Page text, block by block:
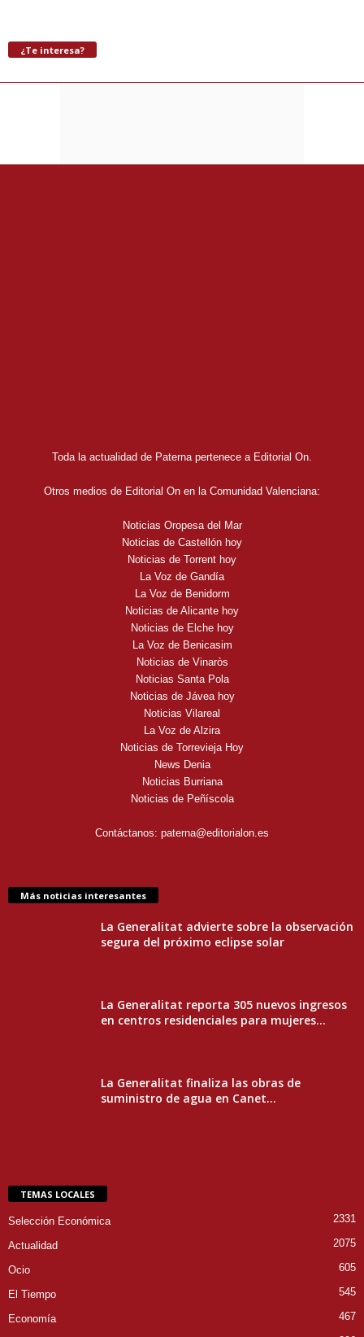
¿Te interesa?
Toda la actualidad de Paterna pertenece a Editorial On.
Otros medios de Editorial On en la Comunidad Valenciana:
Noticias Oropesa del Mar
Noticias de Castellón hoy
Noticias de Torrent hoy
La Voz de Gandía
La Voz de Benidorm
Noticias de Alicante hoy
Noticias de Elche hoy
La Voz de Benicasim
Noticias de Vinaròs
Noticias Santa Pola
Noticias de Jávea hoy
Noticias Vilareal
La Voz de Alzira
Noticias de Torrevieja Hoy
News Denia
Noticias Burriana
Noticias de Peñíscola
Contáctanos: paterna@editorialon.es
Más noticias interesantes
La Generalitat advierte sobre la observación
segura del próximo eclipse solar
La Generalitat reporta 305 nuevos ingresos
en centros residenciales para mujeres...
La Generalitat finaliza las obras de
suministro de agua en Canet...
TEMAS LOCALES
Selección Económica 2331
Actualidad 2075
Ocio 605
El Tiempo 545
Economía
467